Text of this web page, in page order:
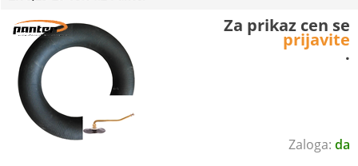
da
Za prikaz cen se
prijavite
.